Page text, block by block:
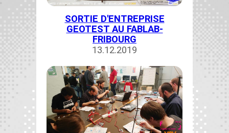
SORTIE D'ENTREPRISE
GEOTEST AU FABLAB-
FRIBOURG
13.12.2019